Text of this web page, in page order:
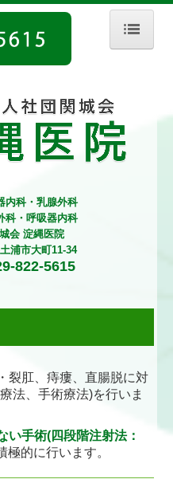
内科・乳腺外科
科・呼吸器内科
会 淀縄医院
浦市大町11-34
822-5615
裂肛、痔瘻、直腸脱に対
法、手術療法)を行いま
い手術(四段階注射法：
極的に行います。